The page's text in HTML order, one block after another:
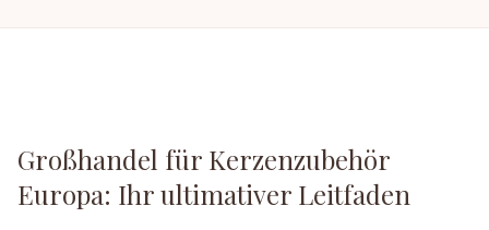
Großhandel für Kerzenzubehör
Europa: Ihr ultimativer Leitfaden